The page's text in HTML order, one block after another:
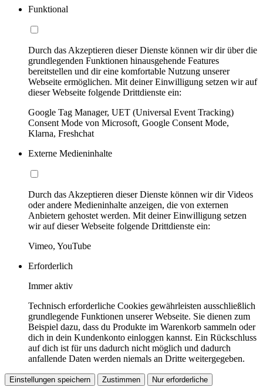
Funktional
Durch das Akzeptieren dieser Dienste können wir dir über die
grundlegenden Funktionen hinausgehende Features
bereitstellen und dir eine komfortable Nutzung unserer
Webseite ermöglichen. Mit deiner Einwilligung setzen wir auf
dieser Webseite folgende Drittdienste ein:
Google Tag Manager, UET (Universal Event Tracking)
Consent Mode von Microsoft, Google Consent Mode,
Klarna, Freshchat
Externe Medieninhalte
Durch das Akzeptieren dieser Dienste können wir dir Videos
oder andere Medieninhalte anzeigen, die von externen
Anbietern gehostet werden. Mit deiner Einwilligung setzen
wir auf dieser Webseite folgende Drittdienste ein:
Vimeo, YouTube
Erforderlich
Immer aktiv
Technisch erforderliche Cookies gewährleisten ausschließlich
grundlegende Funktionen unserer Webseite. Sie dienen zum
Beispiel dazu, dass du Produkte im Warenkorb sammeln oder
dich in dein Kundenkonto einloggen kannst. Ein Rückschluss
auf dich ist für uns dadurch nicht möglich und dadurch
anfallende Daten werden niemals an Dritte weitergegeben.
Einstellungen speichern Zustimmen Nur erforderliche